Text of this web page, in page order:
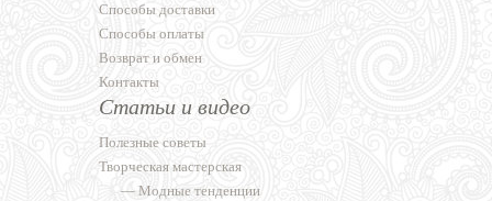
Способы доставки
Способы оплаты
Возврат и обмен
Контакты
Статьи и видео
Полезные советы
Творческая мастерская
— Модные тенденции